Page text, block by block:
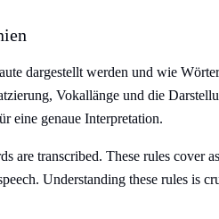
dargestellt werden und wie
Vokallänge und die
eine genaue Interpretation.
are transcribed. These rules cover
Understanding these rules is